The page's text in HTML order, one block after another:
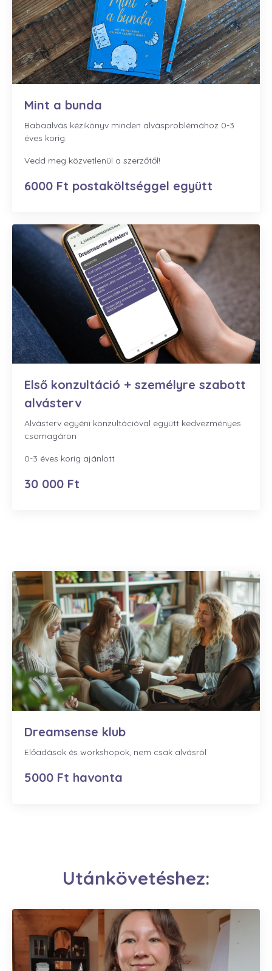
Mint a bunda
Babaalvás kézikönyv minden alvásproblémához 0-3
éves korig.
Vedd meg közvetlenül a szerzőtől!
6000 Ft postaköltséggel együtt
Első konzultáció + személyre szabott
alvásterv
Alvásterv egyéni konzultációval együtt kedvezményes
csomagáron
0-3 éves korig ajánlott
30 000 Ft
Dreamsense klub
Előadások és workshopok, nem csak alvásról
5000 Ft havonta
Utánkövetéshez: